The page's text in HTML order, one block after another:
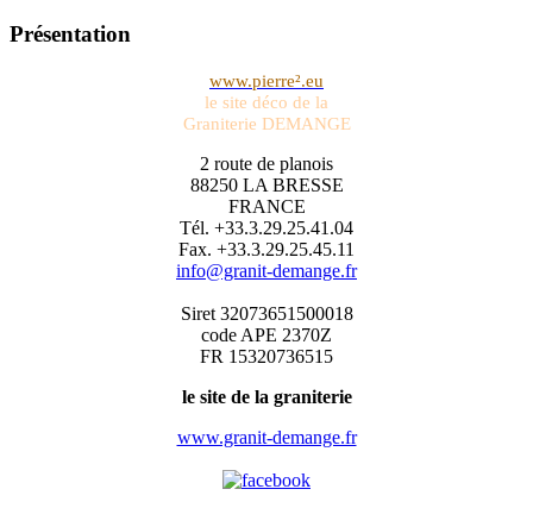
Présentation
www.pierre².eu
le site déco de la
Graniterie DEMANGE
2 route de planois
88250 LA BRESSE
FRANCE
Tél. +33.3.29.25.41.04
Fax. +33.3.29.25.45.11
info@granit-demange.fr
Siret 32073651500018
code APE 2370Z
FR 15320736515
le site de la graniterie
www.granit-demange.fr